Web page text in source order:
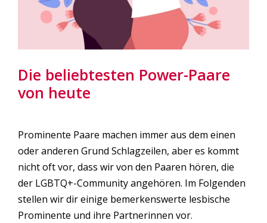
Die beliebtesten Power-Paare
von heute
Prominente Paare machen immer aus dem einen
oder anderen Grund Schlagzeilen, aber es kommt
nicht oft vor, dass wir von den Paaren hören, die
der LGBTQ+-Community angehören. Im Folgenden
stellen wir dir einige bemerkenswerte lesbische
Prominente und ihre Partnerinnen vor.